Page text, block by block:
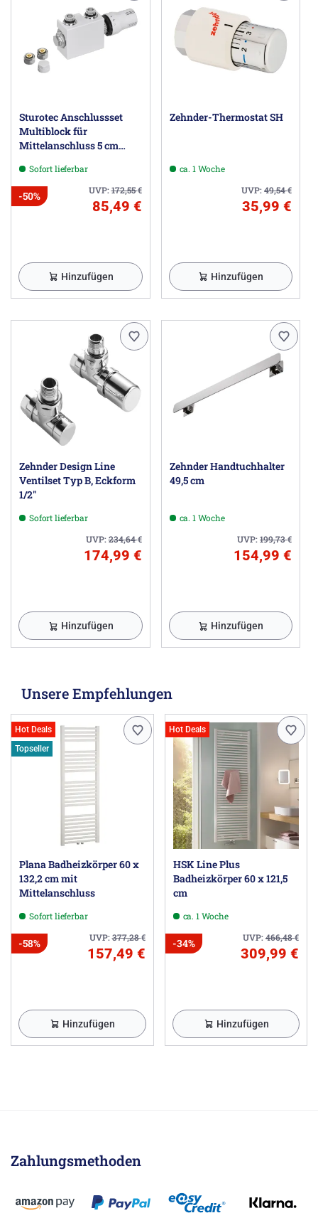
Sturotec Anschlussset
Multiblock für
Mittelanschluss 5 cm
Sofort lieferbar
UVP:172,55€
-50%
85,49 €
Hinzufügen
Zehnder-Thermostat SH
ca. 1 Woche
UVP:49,54€
35,99 €
Hinzufügen
Zehnder Design Line
Ventilset Typ B, Eckform
1/2"
Sofort lieferbar
UVP:234,64€
174,99 €
Hinzufügen
Zehnder Handtuchhalter
49,5 cm
ca. 1 Woche
UVP:199,73€
154,99 €
Hinzufügen
Unsere Empfehlungen
Hot Deals
Topseller
Plana Badheizkörper 60 x
132,2 cm mit
Mittelanschluss
Sofort lieferbar
UVP:377,28€
-58%
157,49 €
Hinzufügen
Hot Deals
HSK Line Plus
Badheizkörper 60 x 121,5
cm
ca. 1 Woche
UVP:466,48€
-34%
309,99 €
Hinzufügen
Zahlungsmethoden